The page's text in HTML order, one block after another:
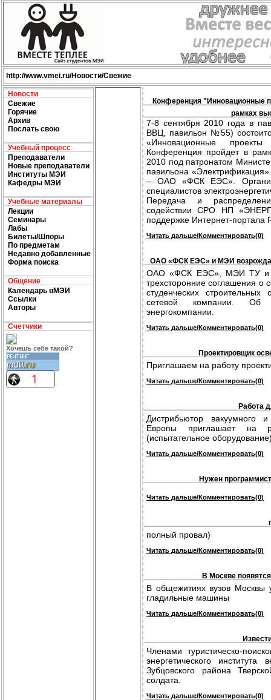
http://www.vmei.ru/Новости/Свежие
Новости
Свежие
Горячие
Архив
Послать свою
Учебный процесс
Преподаватели
Новые преподаватели
Институты МЭИ
Кафедры МЭИ
Учебные материалы
Лекции
Семинары
Лабы
Билеты/Шпоры
По предметам
Недавно добавленные
Форма поиска
Общение
Календарь вМЭИ
Ссылки
Авторы
Счетчики
Хочешь себе такой?
Конференция "Инновационные
рамках
7-8 сентября 2010 года в
ВВЦ, павильон №55)
«Инновационные
Конференция пройдет в
2010 под патронатом
павильона
– ОАО «ФСК ЕЭС».
специалистов
Передача и
содействии СРО НП
поддержке Интернет-портала
Читать дальше/Комментировать(0)
ОАО «ФСК ЕЭС» и МЭИ
ОАО «ФСК ЕЭС», МЭИ ТУ и
трехсторонние соглашения о
студенческих
сетевой компании. Об
энергокомпании.
Читать дальше/Комментировать(0)
Проектировщик
Приглашаем на работу
Читать дальше/Комментировать(0)
Работа
Дистрибьютор вакуумного
Европы приглашает на
(испытательное
Читать дальше/Комментировать(0)
Нужен
Читать дальше/Комментировать(0)
полный провал)
Читать дальше/Комментировать(0)
В Москве
В общежитиях вузов Москвы
гладильные машины
Читать дальше/Комментировать(0)
Членами туристическо-
энергетического
Зубцовского района
солдата.
Читать дальше/Комментировать(0)